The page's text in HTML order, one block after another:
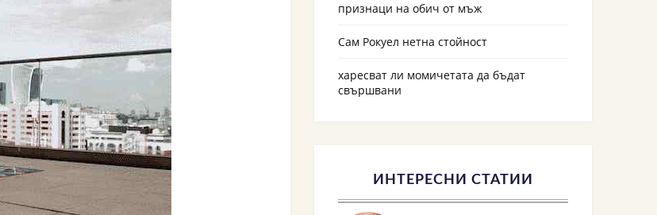
признаци на обич от мъж
Сам Рокуел нетна стойност
харесват ли момичетата да бъдат
свършвани
ИНТЕРЕСНИ СТАТИИ